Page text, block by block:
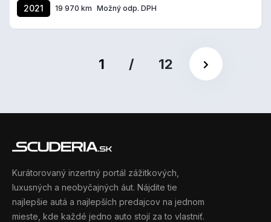
2021 19 970 km Možný odp. DPH
1 / 12
Kurátorovaný inzertný portál zážitkových,
luxusných a neobyčajných áut. Nájdite tie
najlepšie autá a najlepších predajcov na jednom
mieste, kde každé jedno auto stojí za to vlastniť.